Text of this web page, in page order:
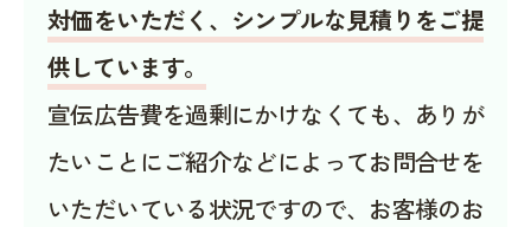
対価をいただく、シンプルな見積りをご提
供しています。
宣伝広告費を過剰にかけなくても、ありが
たいことにご紹介などによってお問合せを
いただいている状況ですので、お客様のお